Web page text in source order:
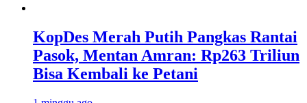
KopDes Merah Putih Pangkas Rantai
Pasok, Mentan Amran: Rp263 Triliun
Bisa Kembali ke Petani